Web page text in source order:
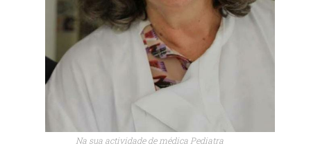
Na sua actividade de médica Pediatra